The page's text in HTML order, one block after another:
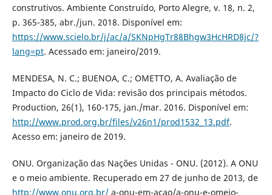
construtivos. Ambiente Construído, Porto Alegre, v. 18, n. 2,
p. 365-385, abr./jun. 2018. Disponível em:
https://www.scielo.br/j/ac/a/SKNpHgTr88Bhgw3HcHRD8jc/?
lang=pt. Acessado em: janeiro/2019.
MENDESA, N. C.; BUENOA, C.; OMETTO, A. Avaliação de
Impacto do Ciclo de Vida: revisão dos principais métodos.
Production, 26(1), 160-175, jan./mar. 2016. Disponível em:
http://www.prod.org.br/files/v26n1/prod1532_13.pdf.
Acesso em: janeiro de 2019.
ONU. Organização das Nações Unidas - ONU. (2012). A ONU
e o meio ambiente. Recuperado em 27 de junho de 2013, de
http://www.onu.org.br/a-onu-em-acao/a-onu-e-omeio-